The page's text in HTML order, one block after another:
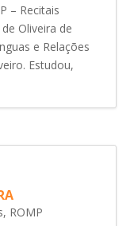
– Recitais
Oliveira de
e Relações
Estudou,
, ROMP